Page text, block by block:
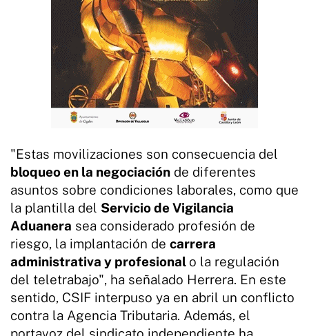
"Estas movilizaciones son consecuencia del
bloqueo en la negociación de diferentes
asuntos sobre condiciones laborales, como que
la plantilla del Servicio de Vigilancia
Aduanera sea considerado profesión de
riesgo, la implantación de carrera
administrativa y profesional o la regulación
del teletrabajo", ha señalado Herrera. En este
sentido, CSIF interpuso ya en abril un conflicto
contra la Agencia Tributaria. Además, el